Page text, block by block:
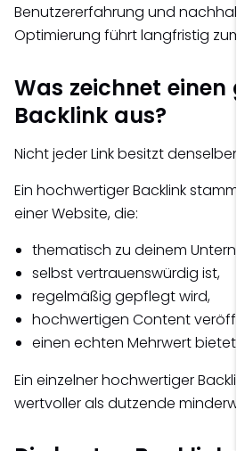
Benutzererfahrung und
Optimierung führt langfristig zum
Was zeichnet einen
Backlink aus?
Nicht jeder Link besitzt denselben
Ein hochwertiger Backlink stammt
einer Website, die:
thematisch zu deinem
selbst vertrauenswürdig ist,
regelmäßig gepflegt wird,
hochwertigen Content
einen echten Mehrwert bietet.
Ein einzelner hochwertiger
wertvoller als dutzende